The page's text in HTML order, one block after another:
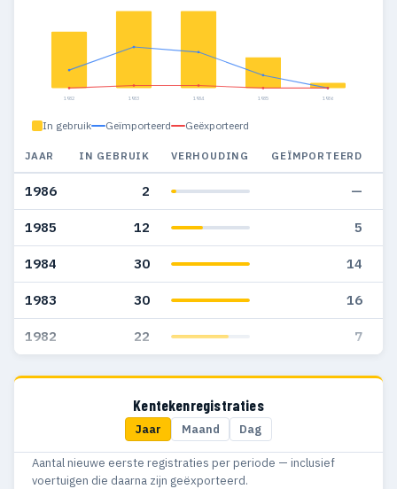
1982 1983 1984 1985 1986
In gebruik Geïmporteerd Geëxporteerd
JAAR IN GEBRUIK VERHOUDING GEÏMPORTEERD
1986 2 —
1985 12 5
1984 30 14
1983 30 16
1982 22 7
Kentekenregistraties
Jaar Maand Dag
Aantal nieuwe eerste registraties per periode — inclusief
voertuigen die daarna zijn geëxporteerd.